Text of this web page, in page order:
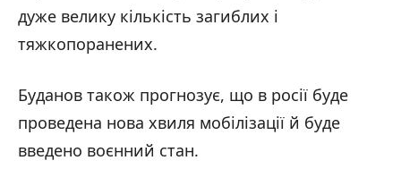
дуже велику кількість загиблих і
тяжкопоранених.
Буданов також прогнозує, що в росії буде
проведена нова хвиля мобілізації й буде
введено воєнний стан.